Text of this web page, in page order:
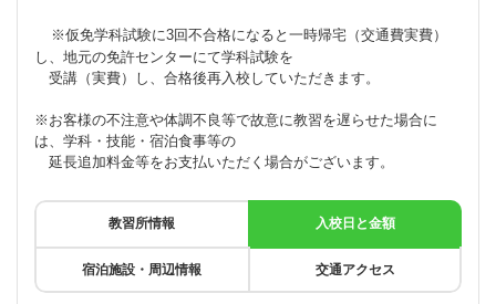
※仮免学科試験に3回不合格になると一時帰宅（交通費実費）
し、地元の免許センターにて学科試験を
受講（実費）し、合格後再入校していただきます。
※お客様の不注意や体調不良等で故意に教習を遅らせた場合に
は、学科・技能・宿泊食事等の
延長追加料金等をお支払いただく場合がございます。
教習所情報 入校日と金額
宿泊施設・周辺情報 交通アクセス